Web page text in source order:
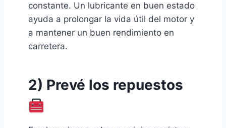
constante. Un lubricante en buen estado
ayuda a prolongar la vida útil del motor y
a mantener un buen rendimiento en
carretera.
2) Prevé los repuestos